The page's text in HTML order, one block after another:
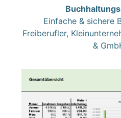
Einfache & sichere
Freiberufler,
&